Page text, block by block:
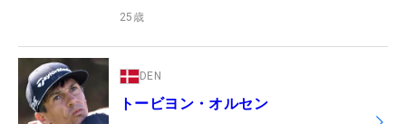
25 歳
DEN
トービヨン・オルセン